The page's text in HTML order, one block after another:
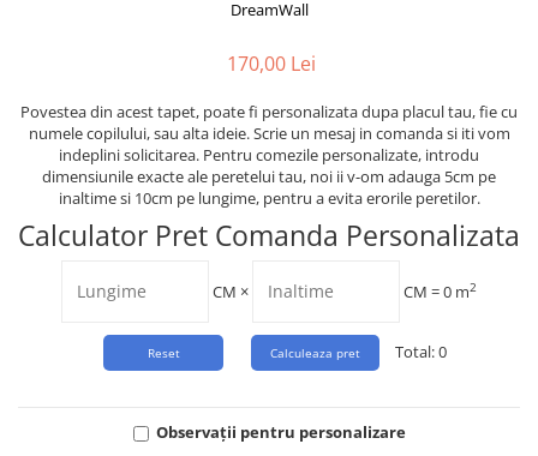
DreamWall
170,00 Lei
Povestea din acest tapet, poate fi personalizata dupa placul tau, fie cu
numele copilului, sau alta ideie. Scrie un mesaj in comanda si iti vom
indeplini solicitarea. Pentru comezile personalizate, introdu
dimensiunile exacte ale peretelui tau, noi ii v-om adauga 5cm pe
inaltime si 10cm pe lungime, pentru a evita erorile peretilor.
Calculator Pret Comanda Personalizata
CM × CM =0 m2
Total:0
Observații pentru personalizare